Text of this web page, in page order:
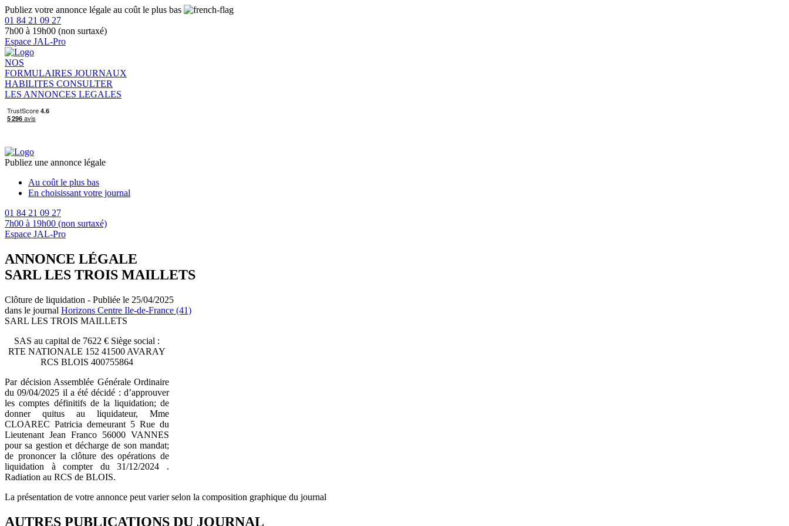
Publiez votre annonce légale au coût le plus bas
01 84 21 09 27
7h00 à 19h00 (non surtaxé)
Espace JAL-Pro
NOS
FORMULAIRES JOURNAUX
HABILITES CONSULTER
LES ANNONCES LEGALES
Publiez une annonce légale
Au coût le plus bas
En choisissant votre journal
01 84 21 09 27
7h00 à 19h00 (non surtaxé)
Espace JAL-Pro
ANNONCE LÉGALE
SARL LES TROIS MAILLETS
Clôture de liquidation - Publiée le 25/04/2025
dans le journal Horizons Centre Ile-de-France (41)
SARL LES TROIS MAILLETS
SAS au capital de 7622 € Siège social :
RTE NATIONALE 152 41500 AVARAY
RCS BLOIS 400755864
Par décision Assemblée Générale Ordinaire
du 09/04/2025 il a été décidé : d’approuver
les comptes définitifs de la liquidation; de
donner quitus au liquidateur, Mme
CLOAREC Patricia demeurant 5 Rue du
Lieutenant Jean Franco 56000 VANNES
pour sa gestion et décharge de son mandat;
de prononcer la clôture des opérations de
liquidation à compter du 31/12/2024 .
Radiation au RCS de BLOIS.
La présentation de votre annonce peut varier selon la composition graphique du journal
AUTRES PUBLICATIONS DU JOURNAL